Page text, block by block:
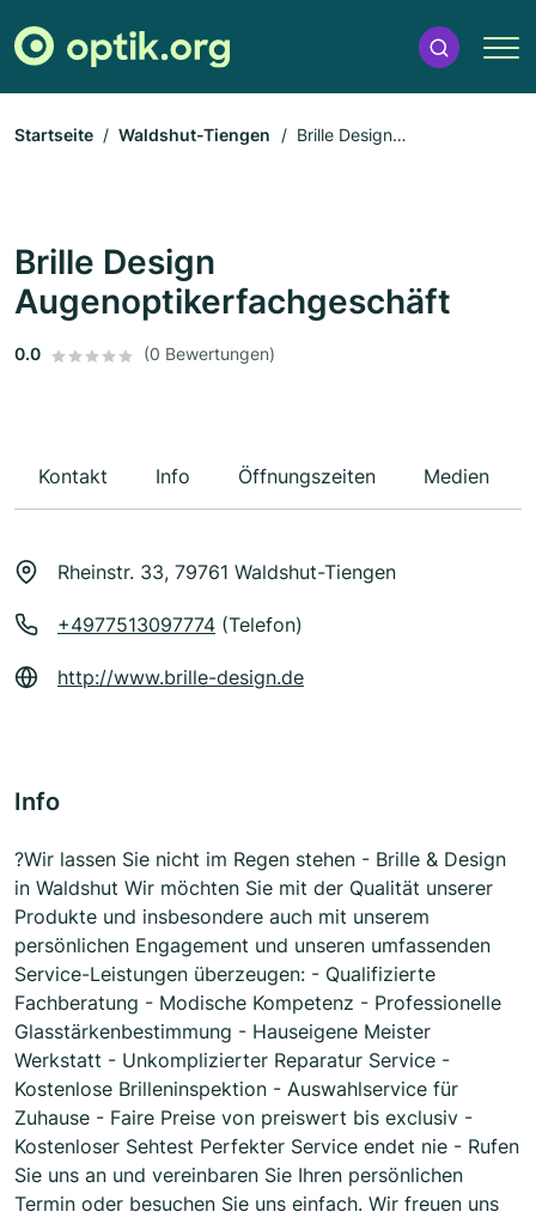
Startseite Waldshut-Tiengen
Brille Design
Brille Design
Augenoptikerfachgeschäft
0.0 (0 Bewertungen)
Kontakt Info Öffnungszeiten Medien
Rheinstr. 33, 79761 Waldshut-Tiengen
+4977513097774 (Telefon)
http://www.brille-design.de
Info
?Wir lassen Sie nicht im Regen stehen - Brille & Design
in Waldshut Wir möchten Sie mit der Qualität unserer
Produkte und insbesondere auch mit unserem
persönlichen Engagement und unseren umfassenden
Service-Leistungen überzeugen: - Qualifizierte
Fachberatung - Modische Kompetenz - Professionelle
Glasstärkenbestimmung - Hauseigene Meister
Werkstatt - Unkomplizierter Reparatur Service -
Kostenlose Brilleninspektion - Auswahlservice für
Zuhause - Faire Preise von preiswert bis exclusiv -
Kostenloser Sehtest Perfekter Service endet nie - Rufen
Sie uns an und vereinbaren Sie Ihren persönlichen
Termin oder besuchen Sie uns einfach. Wir freuen uns